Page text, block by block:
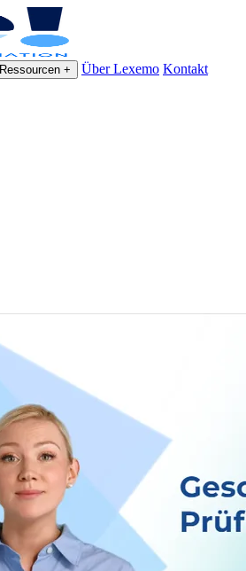
Ressourcen + Über Lexemo Kontakt